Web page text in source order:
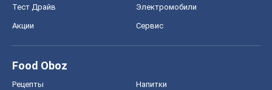
Тест Драйв Электромобили
Акции Сервис
Food Oboz
Рецепты Напитки